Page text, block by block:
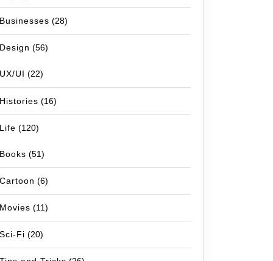
Businesses (28)
Design (56)
UX/UI (22)
Histories (16)
Life (120)
Books (51)
Cartoon (6)
Movies (11)
Sci-Fi (20)